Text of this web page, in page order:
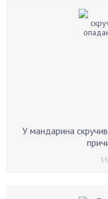
У мандарина